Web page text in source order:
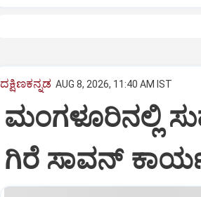
ದಕ್ಷಿಣಕನ್ನಡ AUG 8, 2026, 11:40 AM IST
ಮಂಗಳೂರಿನಲ್ಲಿ
ಗಿರೆ ಸಾವನ್